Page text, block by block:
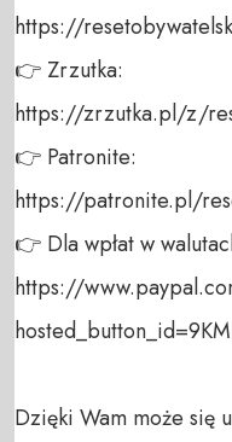
https://
👉 Zrzutka:
https://zrzutka.pl/z/
👉 Patronite:
https://patronite.pl/
👉 Dla wpłat w
https://
Dzięki Wam może się